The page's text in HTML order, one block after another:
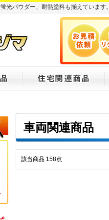
光パウダー、耐熱塗料も揃えています。
車両関連商品
該当商品 158点